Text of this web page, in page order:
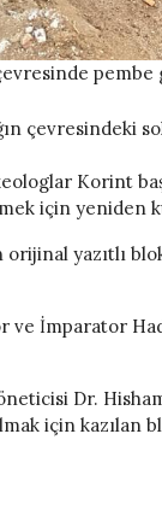
çevresinde
çevresindeki
Korint
için yeniden
yazıtlı
İmparator
Dr.
için kazılan